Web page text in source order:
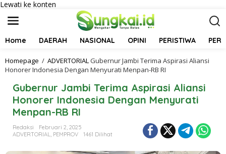
Lewati ke konten
Home DAERAH NASIONAL OPINI PERISTIWA
Homepage / ADVERTORIALGubernur Jambi Terima Aspirasi Aliansi
Honorer Indonesia Dengan Menyurati Menpan-RB RI
Gubernur Jambi Terima Aspirasi Aliansi
Honorer Indonesia Dengan Menyurati
Menpan-RB RI
Redaksi
Februari 2, 2025
ADVERTORIAL, PEMPROV 1461 Dilihat